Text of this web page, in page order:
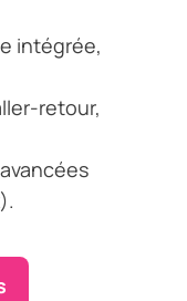
intégrée,
retour,